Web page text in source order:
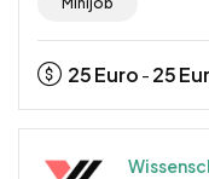
25Euro - 25